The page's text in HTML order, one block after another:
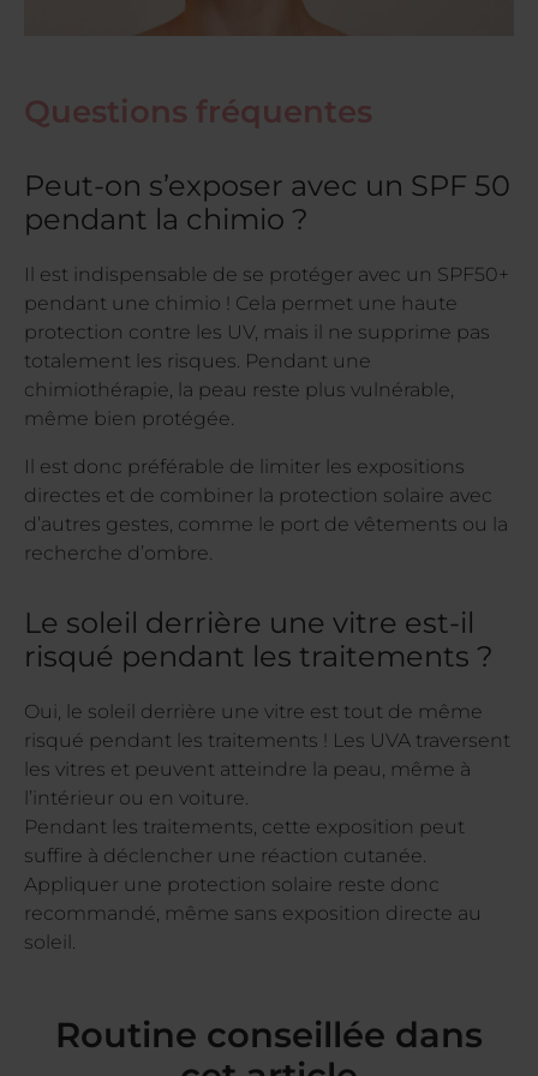
Questions fréquentes
Peut-on s’exposer avec un SPF 50
pendant la chimio ?
Il est indispensable de se protéger avec un SPF50+
pendant une chimio ! Cela permet une haute
protection contre les UV, mais il ne supprime pas
totalement les risques. Pendant une
chimiothérapie, la peau reste plus vulnérable,
même bien protégée.
Il est donc préférable de limiter les expositions
directes et de combiner la protection solaire avec
d’autres gestes, comme le port de vêtements ou la
recherche d’ombre.
Le soleil derrière une vitre est-il
risqué pendant les traitements ?
Oui, le soleil derrière une vitre est tout de même
risqué pendant les traitements ! Les UVA traversent
les vitres et peuvent atteindre la peau, même à
l’intérieur ou en voiture.
Pendant les traitements, cette exposition peut
suffire à déclencher une réaction cutanée.
Appliquer une protection solaire reste donc
recommandé, même sans exposition directe au
soleil.
Routine conseillée dans